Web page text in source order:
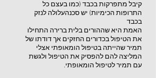
קיבל מתפרקות בכבד (כמו בעצם כל
התרופות הכימיות) יש סכנהעלולה לנזק
בכבד
האמת היא שההורים בלית ברירה התחילו
את הטיפול בכדורים החזקים אך דודתו של
תמיר שהייתה בטיפול הומאופתי אצלי
המליצה להם להפסיק את הטיפול ולגשת
עם תמיר לטיפול הומאופתי.